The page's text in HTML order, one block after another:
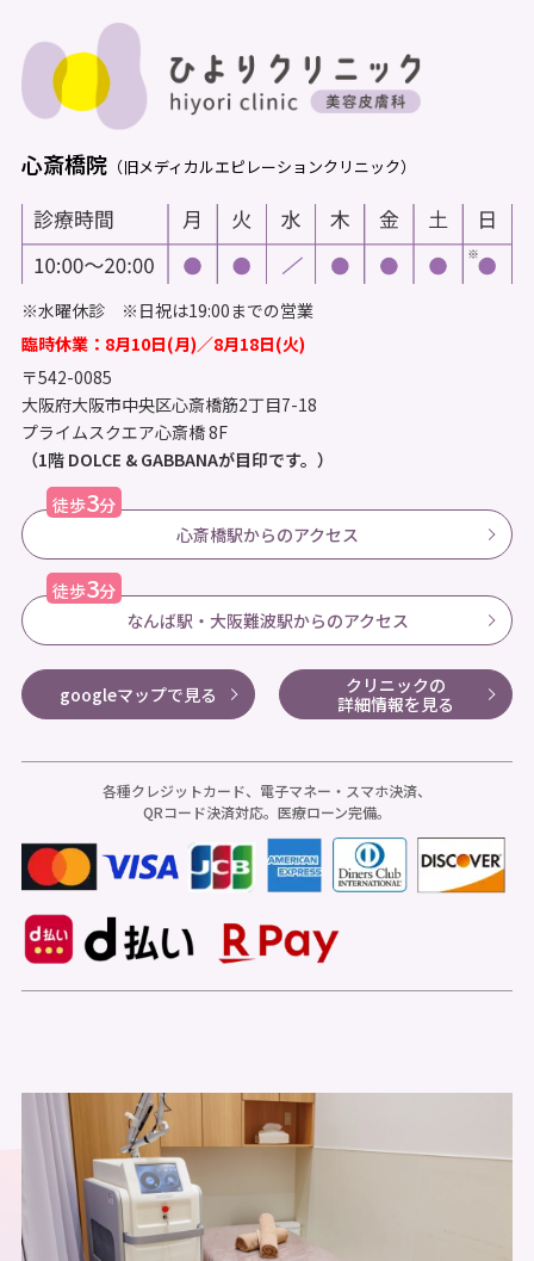
心斎橋院 （旧メディカルエピレーションクリニック）
※水曜休診 ※日祝は19:00までの営業
臨時休業：8月10日(月)／8月18日(火)
〒542-0085
大阪府大阪市中央区心斎橋筋2丁目7-18
プライムスクエア心斎橋 8F
（1階 DOLCE & GABBANAが目印です。）
徒歩3分
心斎橋駅からのアクセス
徒歩3分
なんば駅・大阪難波駅からのアクセス
googleマップで見る
クリニックの
詳細情報を見る
各種クレジットカード、電子マネー・スマホ決済、
QRコード決済対応。医療ローン完備。